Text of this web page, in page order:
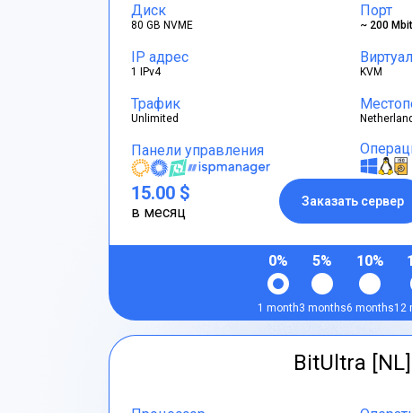
Диск
80 GB NVME
Порт
~ 200
IP адрес
1 IPv4 KVM
Трафик
Unlimited
Панели управления
15.00 $
в месяц
Заказать сервер
0%
1 month
5%
3 months
10%
6 months12
BitUltra [NL]